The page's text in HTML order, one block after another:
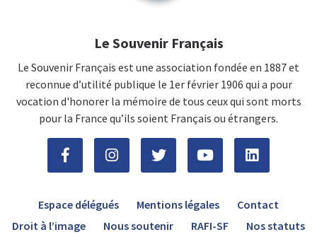
Le Souvenir Français
Le Souvenir Français est une association fondée en 1887 et
reconnue d’utilité publique le 1er février 1906 qui a pour
vocation d'honorer la mémoire de tous ceux qui sont morts
pour la France qu’ils soient Français ou étrangers.
Espace délégués Mentions légales
Contact
Droit à l’image
Nous soutenir RAFI-SF Nos statuts